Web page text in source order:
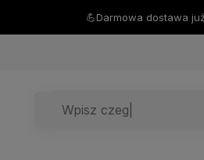
💪Darmowa dostawa